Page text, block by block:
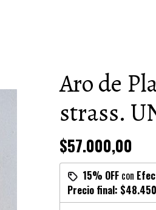
Aro de
strass.
$57.000,00
15% OFFcon
Precio final: